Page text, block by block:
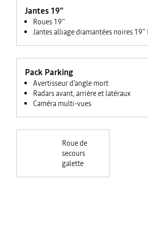
Jantes 19"
Roues 19''
Jantes alliage diamantées noires 19"
Pack Parking
Avertisseur d'angle mort
Radars avant, arrière et latéraux
Caméra multi-vues
Roue de
secours
galette